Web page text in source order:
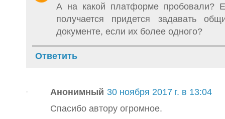
А на какой платформе пробовали?
получается придется задавать
документе, если их более одного?
Ответить
Анонимный 30 ноября 2017 г. в 13:04
Спасибо автору огромное.